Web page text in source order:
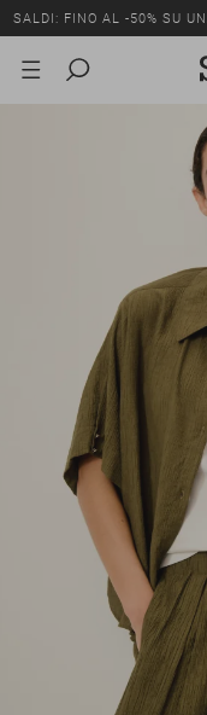
SALDI: FINO AL -50% SU